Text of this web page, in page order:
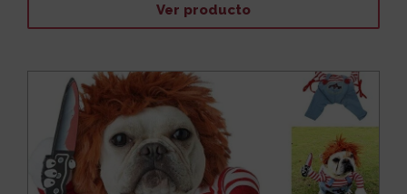
Ver producto